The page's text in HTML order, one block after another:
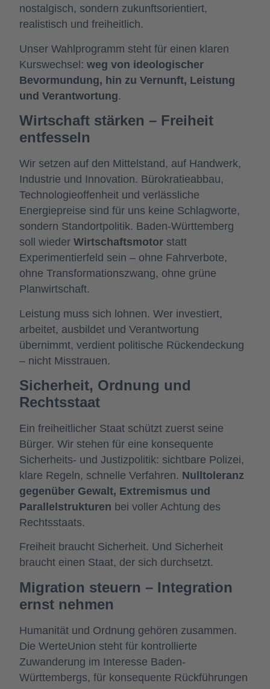
nostalgisch, sondern zukunftsorientiert,
realistisch und freiheitlich.
Unser Wahlprogramm steht für einen klaren
Kurswechsel: weg von ideologischer
Bevormundung, hin zu Vernunft, Leistung
und Verantwortung.
Wirtschaft stärken – Freiheit
entfesseln
Wir setzen auf den Mittelstand, auf Handwerk,
Industrie und Innovation. Bürokratieabbau,
Technologieoffenheit und verlässliche
Energiepreise sind für uns keine Schlagworte,
sondern Standortpolitik. Baden-Württemberg
soll wieder Wirtschaftsmotor statt
Experimentierfeld sein – ohne Fahrverbote,
ohne Transformationszwang, ohne grüne
Planwirtschaft.
Leistung muss sich lohnen. Wer investiert,
arbeitet, ausbildet und Verantwortung
übernimmt, verdient politische Rückendeckung
– nicht Misstrauen.
Sicherheit, Ordnung und
Rechtsstaat
Ein freiheitlicher Staat schützt zuerst seine
Bürger. Wir stehen für eine konsequente
Sicherheits- und Justizpolitik: sichtbare Polizei,
klare Regeln, schnelle Verfahren. Nulltoleranz
gegenüber Gewalt, Extremismus und
Parallelstrukturen bei voller Achtung des
Rechtsstaats.
Freiheit braucht Sicherheit. Und Sicherheit
braucht einen Staat, der sich durchsetzt.
Migration steuern – Integration
ernst nehmen
Humanität und Ordnung gehören zusammen.
Die WerteUnion steht für kontrollierte
Zuwanderung im Interesse Baden-
Württembergs, für konsequente Rückführungen